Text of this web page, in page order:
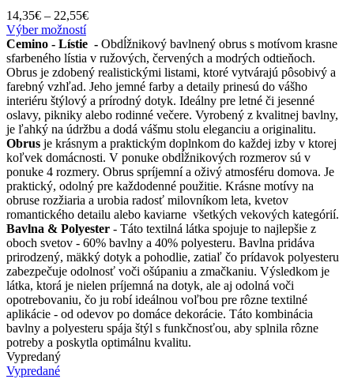
14,35€ – 22,55€Price
14,35€
through
22,55€
Výber možnostíTento
produkt
má
viacero
variantov.
Možnosti
si
môžete
vybrať
na
stránke
produktu.
Cemino - Lístie - Obdĺžnikový bavlnený obrus s motívom krasne
sfarbeného lístia v ružových, červených a modrých odtieňoch.
Obrus je zdobený realistickými listami, ktoré vytvárajú pôsobivý a
farebný vzhľad. Jeho jemné farby a detaily prinesú do vášho
interiéru štýlový a prírodný dotyk. Ideálny pre letné či jesenné
oslavy, pikniky alebo rodinné večere. Vyrobený z kvalitnej bavlny,
je ľahký na údržbu a dodá vášmu stolu eleganciu a originalitu.
Obrus je krásnym a praktickým doplnkom do každej izby v ktorej
koľvek domácnosti. V ponuke obdĺžnikových rozmerov sú v
ponuke 4 rozmery. Obrus spríjemní a oživý atmosféru domova. Je
praktický, odolný pre každodenné použitie. Krásne motívy na
obruse rozžiaria a urobia radosť milovníkom leta, kvetov
romantického detailu alebo kaviarne všetkých vekových kategórií.
Bavlna & Polyester - Táto textilná látka spojuje to najlepšie z
oboch svetov - 60% bavlny a 40% polyesteru. Bavlna pridáva
prirodzený, mäkký dotyk a pohodlie, zatiaľ čo prídavok polyesteru
zabezpečuje odolnosť voči ošúpaniu a zmačkaniu. Výsledkom je
látka, ktorá je nielen príjemná na dotyk, ale aj odolná voči
opotrebovaniu, čo ju robí ideálnou voľbou pre rôzne textilné
aplikácie - od odevov po domáce dekorácie. Táto kombinácia
bavlny a polyesteru spája štýl s funkčnosťou, aby splnila rôzne
potreby a poskytla optimálnu kvalitu.
Vypredaný
Vypredané